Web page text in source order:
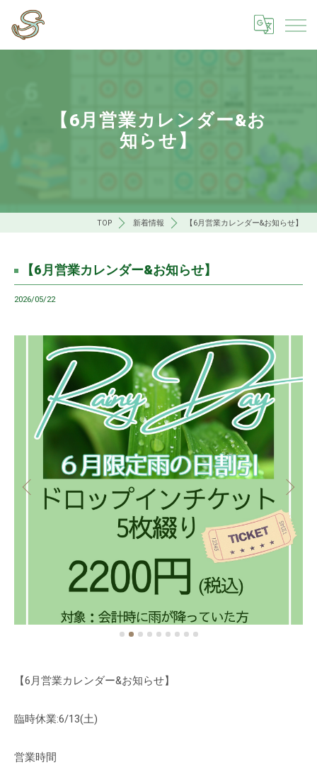
【6月営業カレンダー&お
知らせ】
TOP 新着情報 【6月営業カレンダー&お知らせ】
【6月営業カレンダー&お知らせ】
2026/05/22
【6月営業カレンダー&お知らせ】
臨時休業:6/13(土)
営業時間